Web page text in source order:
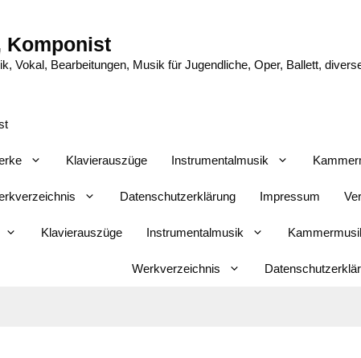
Komponist
Vokal, Bearbeitungen, Musik für Jugendliche, Oper, Ballett,
Klavierauszüge Instrumentalmusik
Datenschutzerklärung Impressum
Klavierauszüge Instrumentalmusik
Werkverzeichnis